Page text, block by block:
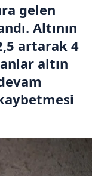
gelen
Altının
artarak 4
altın